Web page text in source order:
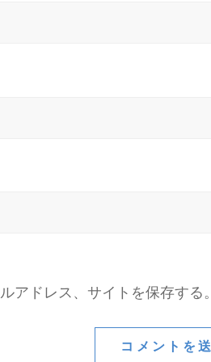
アドレス、サイトを保存する。